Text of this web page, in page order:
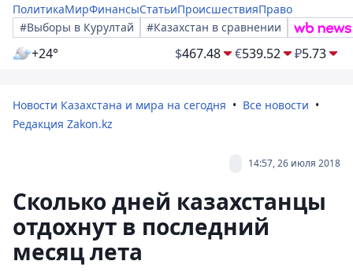
ПолитикаМирФинансыСтатьиПроисшествияПраво
#Выборы в Курултай
#Казахстан в сравнении
+24° $467.48 €539.52 ₽5.73
Новости Казахстана и мира на сегодня
Все новости
Редакция Zakon.kz
14:57, 26 июля 2018
Сколько дней казахстанцы
отдохнут в последний
месяц лета